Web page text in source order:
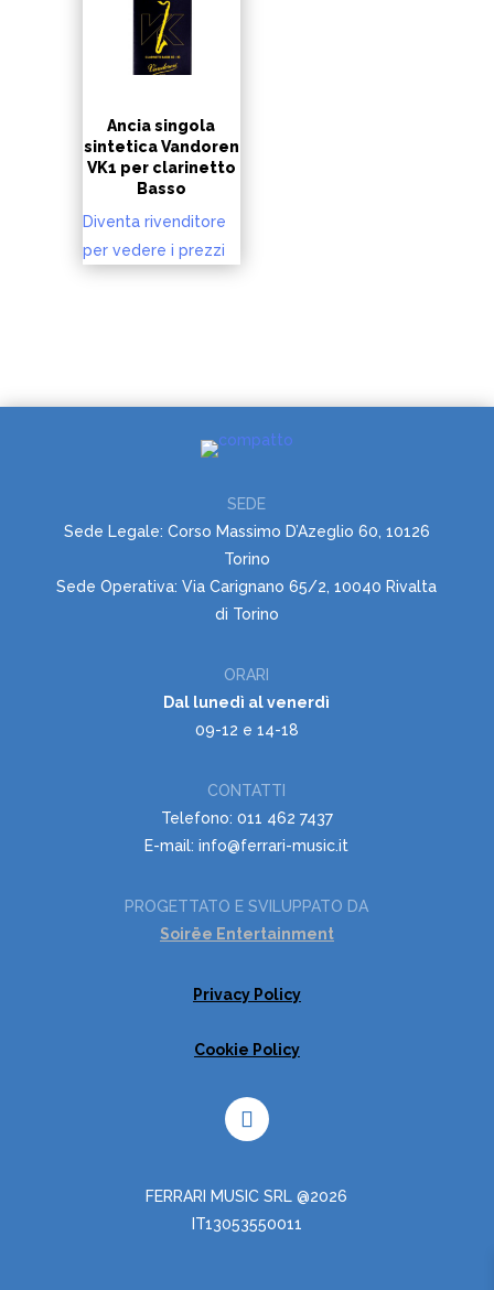
Ancia singola
sintetica Vandoren
VK1 per clarinetto
Basso
Diventa rivenditore
per vedere i prezzi
SEDE
Sede Legale: Corso Massimo D’Azeglio 60, 10126
Torino
Sede Operativa: Via Carignano 65/2, 10040 Rivalta
di Torino
ORARI
Dal lunedì al venerdì
09-12 e 14-18
CONTATTI
Telefono: 011 462 7437
E-mail: info@ferrari-music.it
PROGETTATO E SVILUPPATO DA
Soirëe Entertainment
Privacy Policy
Cookie Policy
FERRARI MUSIC SRL @2026
IT13053550011